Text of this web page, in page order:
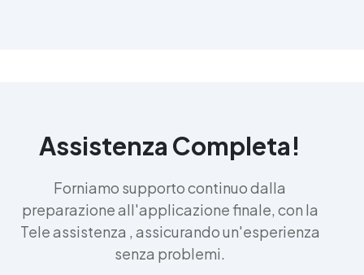
Assistenza Completa!
Forniamo supporto continuo dalla
preparazione all'applicazione finale, con la
Tele assistenza , assicurando un'esperienza
senza problemi.